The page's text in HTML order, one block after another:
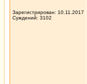
Зарегистрирован: 10.11.2017
Суждений: 3102